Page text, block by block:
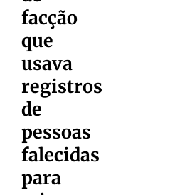
facção
que
usava
registros
de
pessoas
falecidas
para